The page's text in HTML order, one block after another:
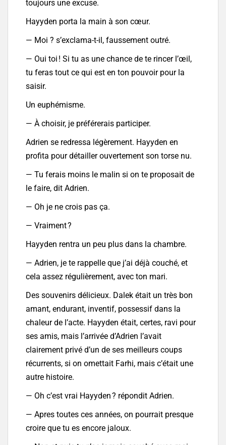
toujours une excuse.
Hayyden porta la main à son cœur.
— Moi ? s’exclama-t-il, faussement outré.
— Oui toi ! Si tu as une chance de te rincer l’œil,
tu feras tout ce qui est en ton pouvoir pour la
saisir.
Un euphémisme.
— À choisir, je préférerais participer.
Adrien se redressa légèrement. Hayyden en
profita pour détailler ouvertement son torse nu.
— Tu ferais moins le malin si on te proposait de
le faire, dit Adrien.
— Oh je ne crois pas ça.
— Vraiment ?
Hayyden rentra un peu plus dans la chambre.
— Adrien, je te rappelle que j’ai déjà couché, et
cela assez régulièrement, avec ton mari.
Des souvenirs délicieux. Dalek était un très bon
amant, endurant, inventif, possessif dans la
chaleur de l’acte. Hayyden était, certes, ravi pour
ses amis, mais l’arrivée d’Adrien l’avait
clairement privé d’un de ses meilleurs coups
récurrents, si on omettait Farhi, mais c’était une
autre histoire.
— Oh c’est vrai Hayyden ? répondit Adrien.
— Apres toutes ces années, on pourrait presque
croire que tu es encore jaloux.